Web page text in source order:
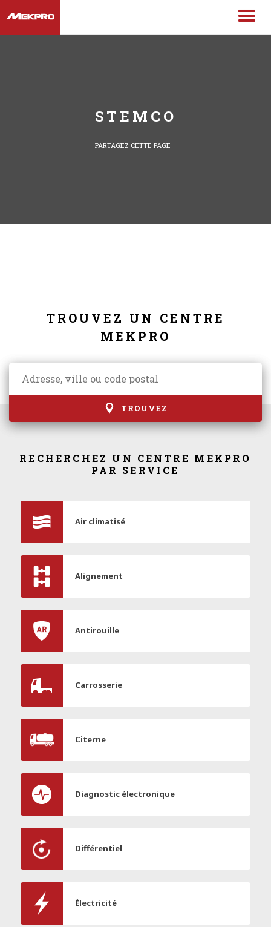
STEMCO
PARTAGEZ CETTE PAGE
TROUVEZ UN CENTRE
MEKPRO
TROUVEZ
RECHERCHEZ UN CENTRE MEKPRO
PAR SERVICE
Air climatisé
Alignement
Antirouille
Carrosserie
Citerne
Diagnostic électronique
Différentiel
Électricité